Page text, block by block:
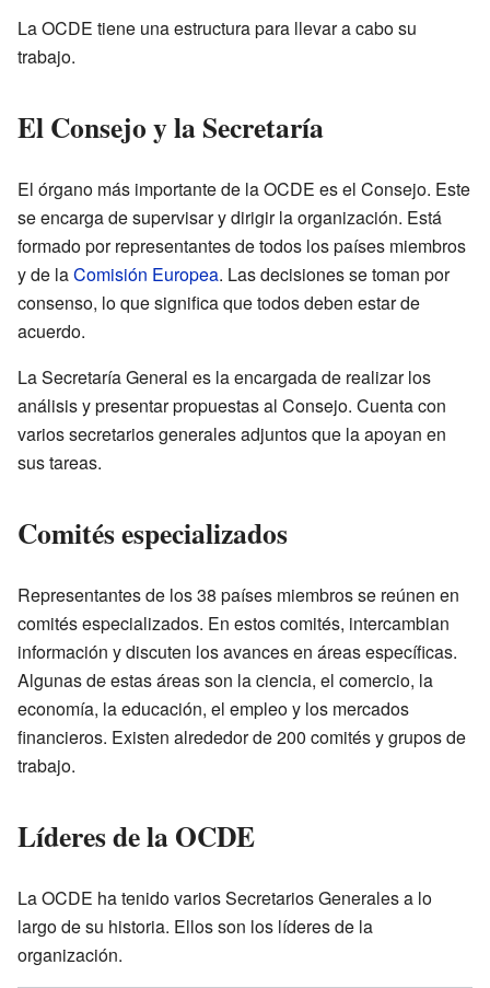
La OCDE tiene una estructura para llevar a cabo su
trabajo.
El Consejo y la Secretaría
El órgano más importante de la OCDE es el Consejo. Este
se encarga de supervisar y dirigir la organización. Está
formado por representantes de todos los países miembros
y de laComisión Europea. Las decisiones se toman por
consenso, lo que significa que todos deben estar de
acuerdo.
La Secretaría General es la encargada de realizar los
análisis y presentar propuestas al Consejo. Cuenta con
varios secretarios generales adjuntos que la apoyan en
sus tareas.
Comités especializados
Representantes de los 38 países miembros se reúnen en
comités especializados. En estos comités, intercambian
información y discuten los avances en áreas específicas.
Algunas de estas áreas son la ciencia, el comercio, la
economía, la educación, el empleo y los mercados
financieros. Existen alrededor de 200 comités y grupos de
trabajo.
Líderes de la OCDE
La OCDE ha tenido varios Secretarios Generales a lo
largo de su historia. Ellos son los líderes de la
organización.